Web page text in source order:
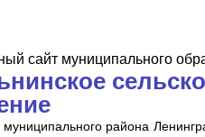
сайт муниципального
муниципального района